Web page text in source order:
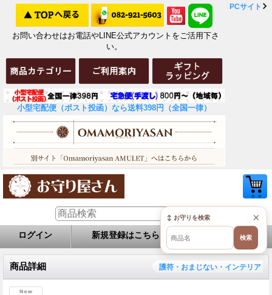
お問い合わせはお電話やLINE公式アカウントをご活用下さ
い。
小型宅配便（ポスト投函）なら送料398円（全国一律）
PCサイト
ログイン 新規登録はこちら お問い合せ
商品詳細 護符・おまじない・インテリア
×
↕ お守りを検索
検索